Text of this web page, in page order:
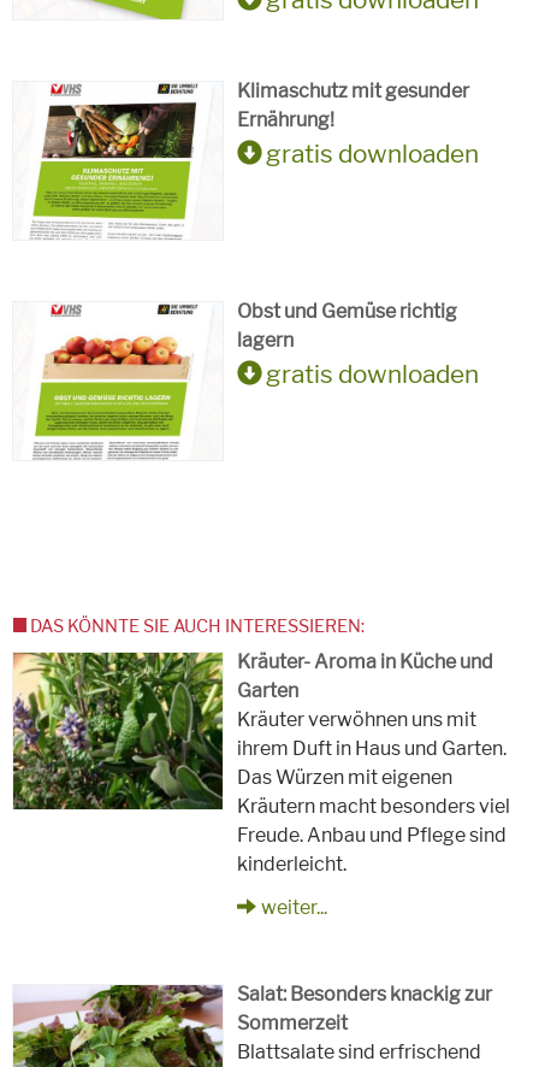
Klimaschutz mit gesunder
Ernährung!
gratis downloaden
Obst und Gemüse richtig
lagern
gratis downloaden
DAS KÖNNTE SIE AUCH INTERESSIEREN:
Kräuter- Aroma in Küche und
Garten
Kräuter verwöhnen uns mit
ihrem Duft in Haus und Garten.
Das Würzen mit eigenen
Kräutern macht besonders viel
Freude. Anbau und Pflege sind
kinderleicht.
weiter...
Salat: Besonders knackig zur
Sommerzeit
Blattsalate sind erfrischend